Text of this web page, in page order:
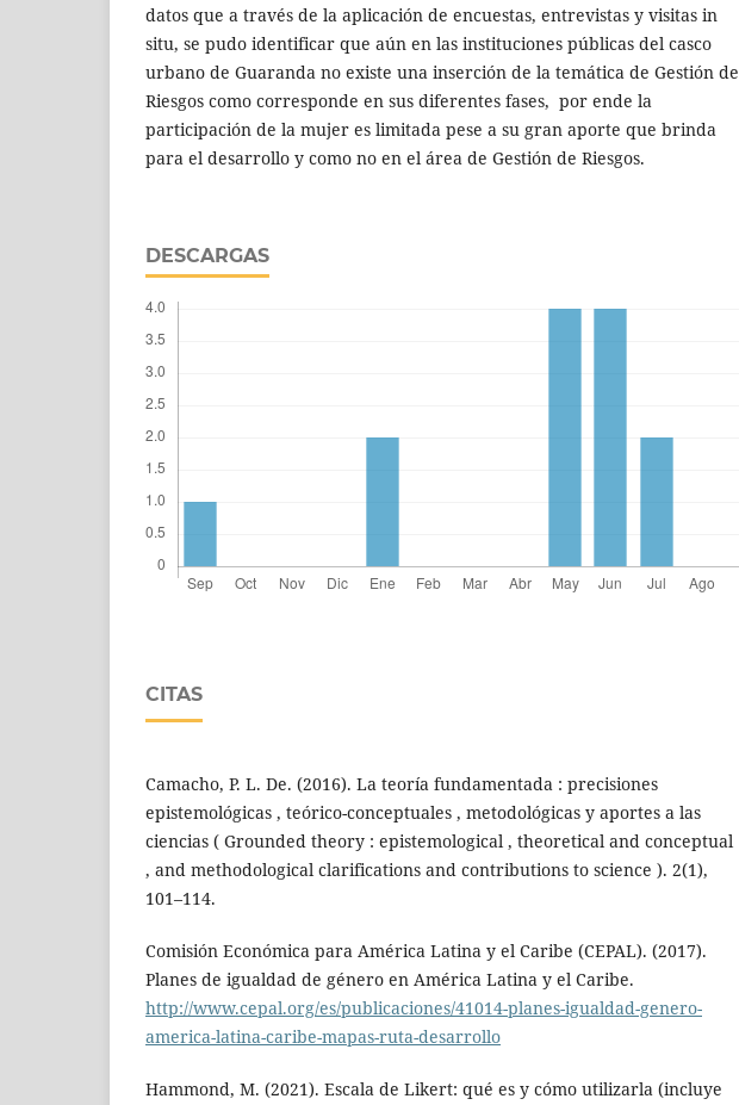
datos que a través de la aplicación de encuestas, entrevistas y visitas in
situ, se pudo identificar que aún en las instituciones públicas del casco
urbano de Guaranda no existe una inserción de la temática de Gestión de
Riesgos como corresponde en sus diferentes fases, por ende la
participación de la mujer es limitada pese a su gran aporte que brinda
para el desarrollo y como no en el área de Gestión de Riesgos.
DESCARGAS
CITAS
Camacho, P. L. De. (2016). La teoría fundamentada : precisiones
epistemológicas , teórico-conceptuales , metodológicas y aportes a las
ciencias ( Grounded theory : epistemological , theoretical and conceptual
, and methodological clarifications and contributions to science ). 2(1),
101–114.
Comisión Económica para América Latina y el Caribe (CEPAL). (2017).
Planes de igualdad de género en América Latina y el Caribe.
http://www.cepal.org/es/publicaciones/41014-planes-igualdad-genero-
america-latina-caribe-mapas-ruta-desarrollo
Hammond, M. (2021). Escala de Likert: qué es y cómo utilizarla (incluye